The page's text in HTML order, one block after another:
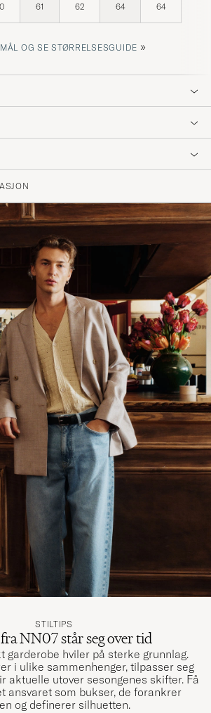
61 62 64 64
OG SE STØRRELSESGUIDE »
STILTIPS
NN07 står seg over tid
garderobe hviler på sterke grunnlag.
i ulike sammenhenger, tilpasser seg
aktuelle utover sesongenes skifter. Få
ansvaret som bukser, de forankrer
og definerer silhuetten.